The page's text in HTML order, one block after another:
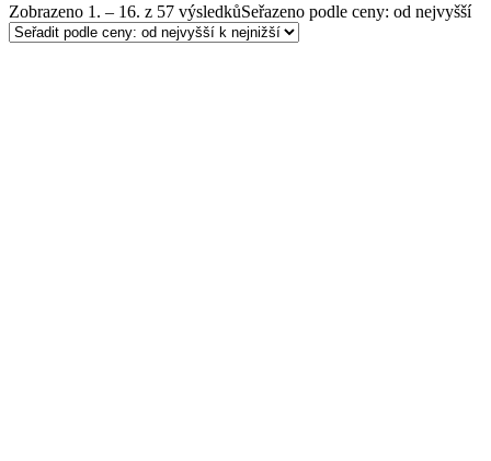
Zobrazeno 1. – 16. z 57 výsledkůSeřazeno podle ceny: od nejvyšší